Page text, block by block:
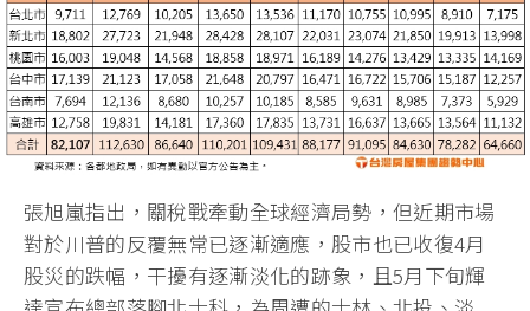
張旭嵐指出，關稅戰牽動全球經濟局勢，但近期市場
對於川普的反覆無常已逐漸適應，股市也已收復4月
股災的跌幅，干擾有逐漸淡化的跡象，且5月下旬輝